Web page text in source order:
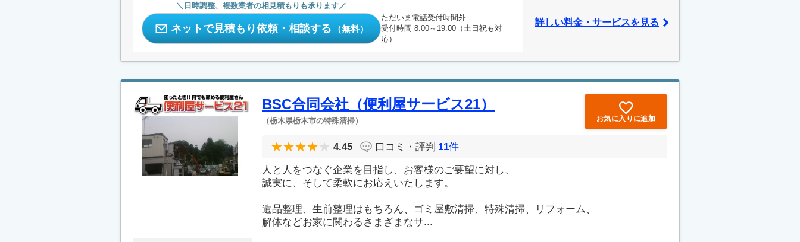
日時調整、複数業者の相見積もりも承ります
ネットで見積もり依頼・相談する （無料）
ただいま電話受付時間外
受付時間 8:00～19:00（土日祝も対
応）
詳しい料金・サービスを見る
BSC合同会社（便利屋サービス21）
（栃木県栃木市の特殊清掃） お気に入りに追加
4.45 口コミ・評判 11件
人と人をつなぐ企業を目指し、お客様のご要望に対し、
誠実に、そして柔軟にお応えいたします。
遺品整理、生前整理はもちろん、ゴミ屋敷清掃、特殊清掃、リフォーム、
解体などお家に関わるさまざまなサ...